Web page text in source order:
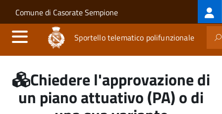
Salta al contenuto principale
Skip to site navigation
Comune di Casorate Sempione
Sportello telematico polifunzionale
Chiedere l'approvazione di
un piano attuativo (PA) o di